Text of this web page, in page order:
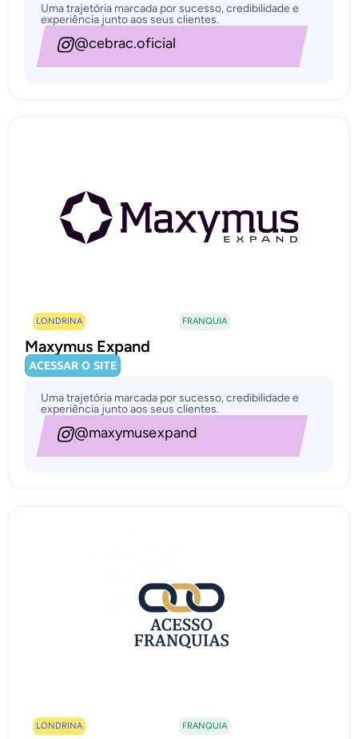
Uma trajetória marcada por sucesso, credibilidade e
experiência junto aos seus clientes.
@cebrac.oficial
LONDRINA FRANQUIA
Maxymus Expand
ACESSAR O SITE
Uma trajetória marcada por sucesso, credibilidade e
experiência junto aos seus clientes.
@maxymusexpand
LONDRINA FRANQUIA